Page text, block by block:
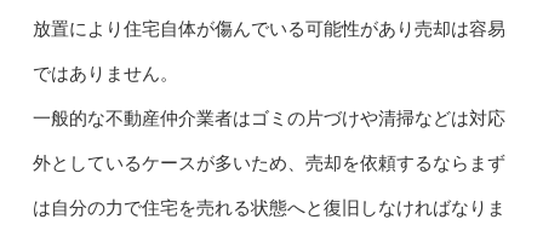
放置により住宅自体が傷んでいる可能性があり売却は容易
ではありません。
一般的な不動産仲介業者はゴミの片づけや清掃などは対応
外としているケースが多いため、売却を依頼するならまず
は自分の力で住宅を売れる状態へと復旧しなければなりま